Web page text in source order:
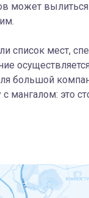
может
список мест,
большой
мангалом: это